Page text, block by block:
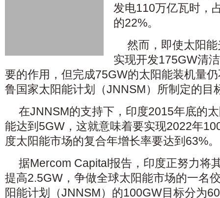
发电110万亿瓦时，
的22%。
然而，即使太阳
实现开发175GW清
要的作用，但完成75GW的太阳能装机量
鲁国家太阳能计划（JNNSM）所制定的目
在JNNSM的支持下，印度2015年底的
能达到5GW，这就意味着要实现2022年
度太阳能市场的复合年增长率要达到63%。
据Mercom Capital报告，印度正努力将
提高2.5GW，争做全球太阳能市场的一名
阳能计划（JNNSM）的100GW目标分为